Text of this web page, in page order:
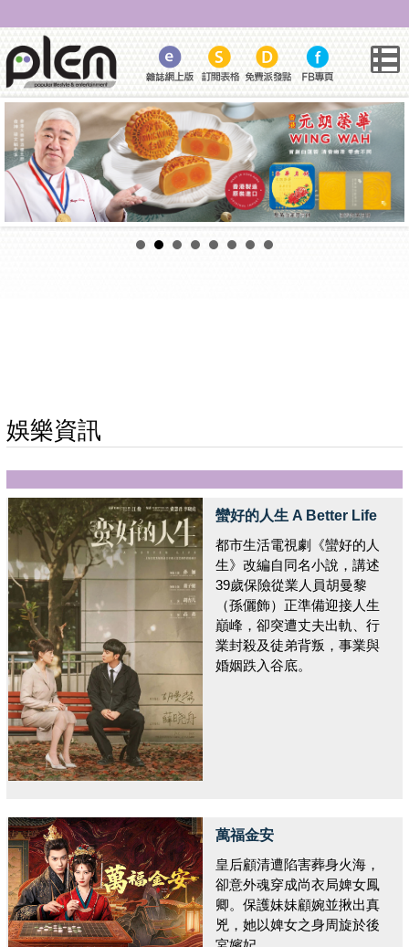
娛樂資訊
蠻好的人生 A Better Life
都市生活電視劇《蠻好的人
生》改編自同名小說，講述
39歲保險從業人員胡曼黎
（孫儷飾）正準備迎接人生
巔峰，卻突遭丈夫出軌、行
業封殺及徒弟背叛，事業與
婚姻跌入谷底。
萬福金安
皇后顧清遭陷害葬身火海，
卻意外魂穿成尚衣局婢女鳳
卿。保護妹妹顧婉並揪出真
兇，她以婢女之身周旋於後